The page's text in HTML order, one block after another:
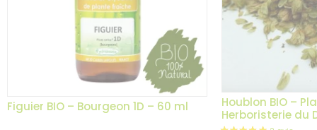
Figuier BIO – Bourgeon 1D – 60 ml
Houblon BIO –
Herboristerie du